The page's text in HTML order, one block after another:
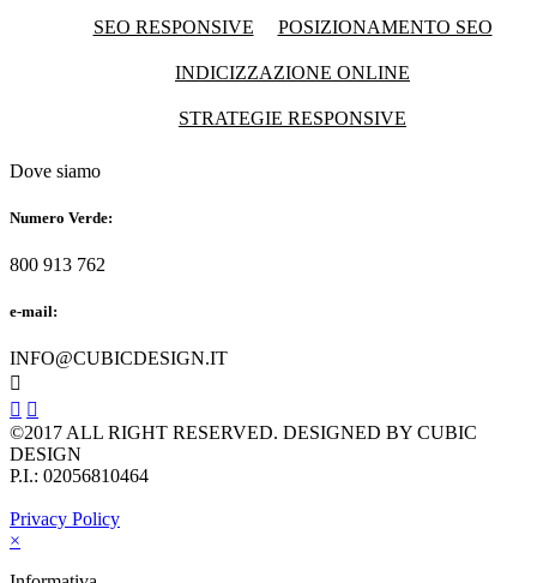
SEO RESPONSIVE POSIZIONAMENTO SEO
INDICIZZAZIONE ONLINE
STRATEGIE RESPONSIVE
Dove siamo
Numero Verde:
800 913 762
e-mail:
INFO@CUBICDESIGN.IT

 
©2017 ALL RIGHT RESERVED. DESIGNED BY CUBIC
DESIGN
P.I.: 02056810464
Privacy Policy
×